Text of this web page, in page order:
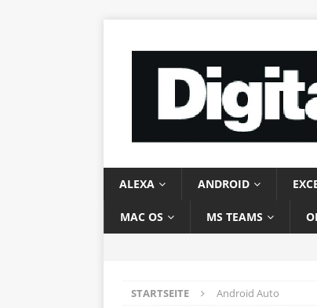
ALEXA ANDROID
MAC OS MS TEAMS
STARTSEITE Android Auto